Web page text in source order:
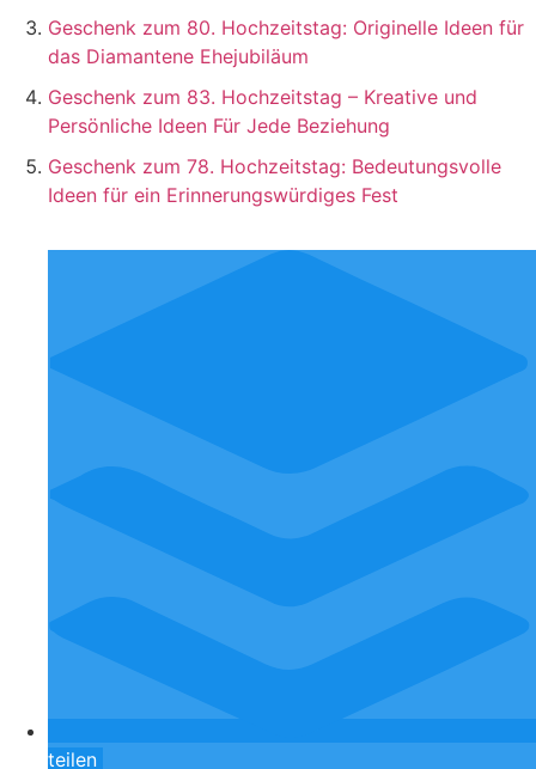
Geschenk zum 80. Hochzeitstag: Originelle Ideen für
das Diamantene Ehejubiläum
Geschenk zum 83. Hochzeitstag – Kreative und
Persönliche Ideen Für Jede Beziehung
Geschenk zum 78. Hochzeitstag: Bedeutungsvolle
Ideen für ein Erinnerungswürdiges Fest
teilen